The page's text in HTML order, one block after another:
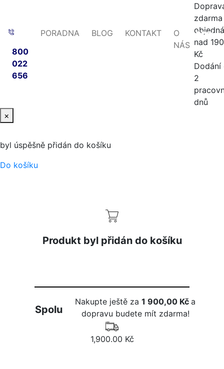
800
022
656
PORADNA BLOG KONTAKT
O
NÁS nad
Kč
Dodání
2
dnů
×
byl úspěšně přidán do košíku
Do košíku
Produkt byl přidán do košíku
Spolu
Nakupte ještě za1 900,00 Kča
dopravu budete mít zdarma!
1,900.00 Kč
-30%
-10%